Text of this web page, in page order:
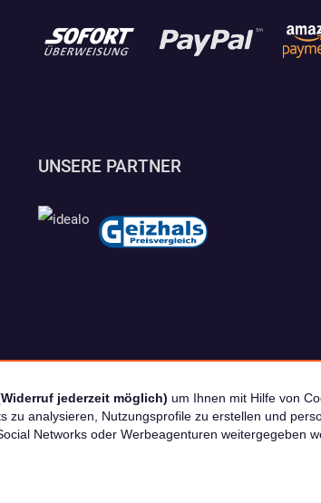
UNSERE PARTNER
| *) Unverbindliche Preisempfehlung | **) Ehemaliger
jederzeit möglich) um Ihnen mit Hilfe von
zu analysieren, Nutzungsprofile zu erstellen und
Networks oder Werbeagenturen weitergegeben